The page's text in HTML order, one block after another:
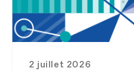
2 juillet 2026